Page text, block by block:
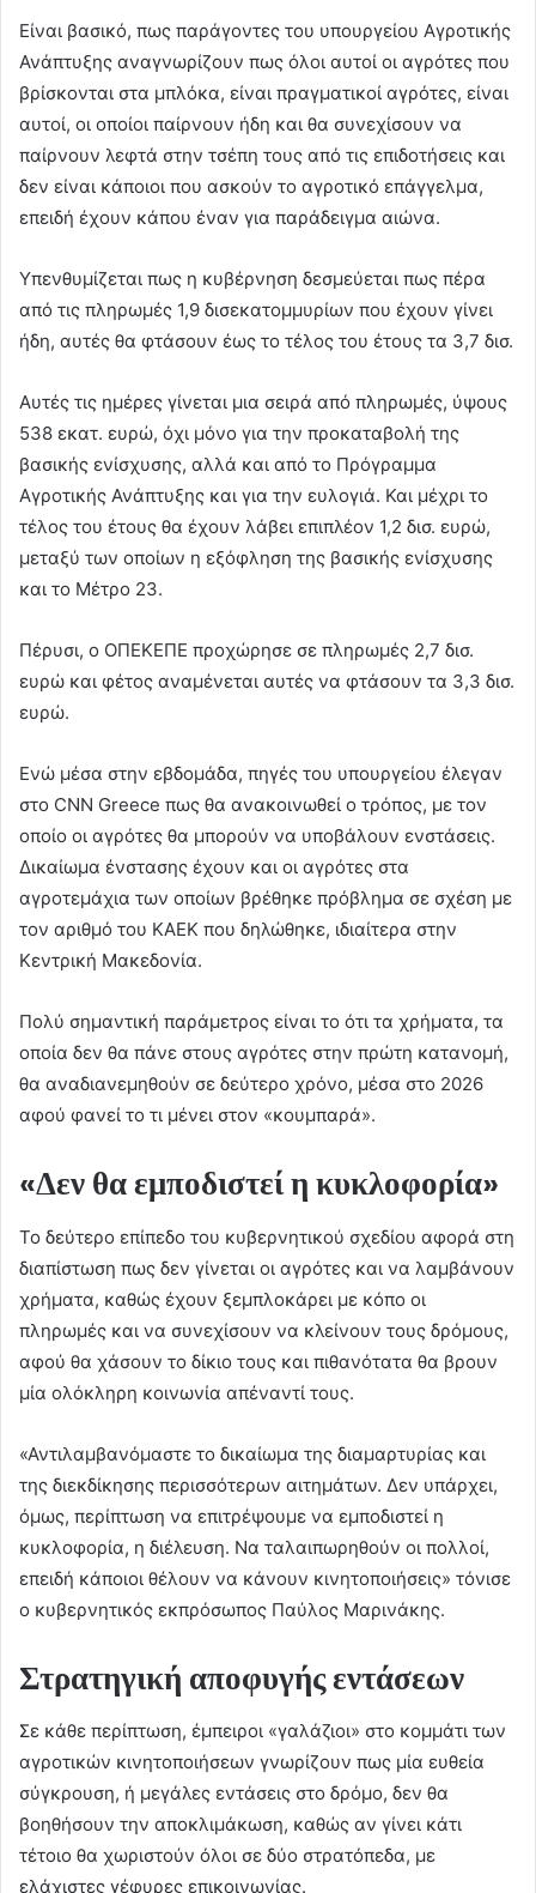
Είναι βασικό, πως παράγοντες του υπουργείου Αγροτικής
Ανάπτυξης αναγνωρίζουν πως όλοι αυτοί οι αγρότες που
βρίσκονται στα μπλόκα, είναι πραγματικοί αγρότες, είναι
αυτοί, οι οποίοι παίρνουν ήδη και θα συνεχίσουν να
παίρνουν λεφτά στην τσέπη τους από τις επιδοτήσεις και
δεν είναι κάποιοι που ασκούν το αγροτικό επάγγελμα,
επειδή έχουν κάπου έναν για παράδειγμα αιώνα.
Υπενθυμίζεται πως η κυβέρνηση δεσμεύεται πως πέρα
από τις πληρωμές 1,9 δισεκατομμυρίων που έχουν γίνει
ήδη, αυτές θα φτάσουν έως το τέλος του έτους τα 3,7 δισ.
Αυτές τις ημέρες γίνεται μια σειρά από πληρωμές, ύψους
538 εκατ. ευρώ, όχι μόνο για την προκαταβολή της
βασικής ενίσχυσης, αλλά και από το Πρόγραμμα
Αγροτικής Ανάπτυξης και για την ευλογιά. Και μέχρι το
τέλος του έτους θα έχουν λάβει επιπλέον 1,2 δισ. ευρώ,
μεταξύ των οποίων η εξόφληση της βασικής ενίσχυσης
και το Μέτρο 23.
Πέρυσι, ο ΟΠΕΚΕΠΕ προχώρησε σε πληρωμές 2,7 δισ.
ευρώ και φέτος αναμένεται αυτές να φτάσουν τα 3,3 δισ.
ευρώ.
Ενώ μέσα στην εβδομάδα, πηγές του υπουργείου έλεγαν
στο CNN Greece πως θα ανακοινωθεί ο τρόπος, με τον
οποίο οι αγρότες θα μπορούν να υποβάλουν ενστάσεις.
Δικαίωμα ένστασης έχουν και οι αγρότες στα
αγροτεμάχια των οποίων βρέθηκε πρόβλημα σε σχέση με
τον αριθμό του ΚΑΕΚ που δηλώθηκε, ιδιαίτερα στην
Κεντρική Μακεδονία.
Πολύ σημαντική παράμετρος είναι το ότι τα χρήματα, τα
οποία δεν θα πάνε στους αγρότες στην πρώτη κατανομή,
θα αναδιανεμηθούν σε δεύτερο χρόνο, μέσα στο 2026
αφού φανεί το τι μένει στον «κουμπαρά».
«Δεν θα εμποδιστεί η κυκλοφορία»
Το δεύτερο επίπεδο του κυβερνητικού σχεδίου αφορά στη
διαπίστωση πως δεν γίνεται οι αγρότες και να λαμβάνουν
χρήματα, καθώς έχουν ξεμπλοκάρει με κόπο οι
πληρωμές και να συνεχίσουν να κλείνουν τους δρόμους,
αφού θα χάσουν το δίκιο τους και πιθανότατα θα βρουν
μία ολόκληρη κοινωνία απέναντί τους.
«Αντιλαμβανόμαστε το δικαίωμα της διαμαρτυρίας και
της διεκδίκησης περισσότερων αιτημάτων. Δεν υπάρχει,
όμως, περίπτωση να επιτρέψουμε να εμποδιστεί η
κυκλοφορία, η διέλευση. Να ταλαιπωρηθούν οι πολλοί,
επειδή κάποιοι θέλουν να κάνουν κινητοποιήσεις» τόνισε
ο κυβερνητικός εκπρόσωπος Παύλος Μαρινάκης.
Στρατηγική αποφυγής εντάσεων
Σε κάθε περίπτωση, έμπειροι «γαλάζιοι» στο κομμάτι των
αγροτικών κινητοποιήσεων γνωρίζουν πως μία ευθεία
σύγκρουση, ή μεγάλες εντάσεις στο δρόμο, δεν θα
βοηθήσουν την αποκλιμάκωση, καθώς αν γίνει κάτι
τέτοιο θα χωριστούν όλοι σε δύο στρατόπεδα, με
ελάχιστες γέφυρες επικοινωνίας.